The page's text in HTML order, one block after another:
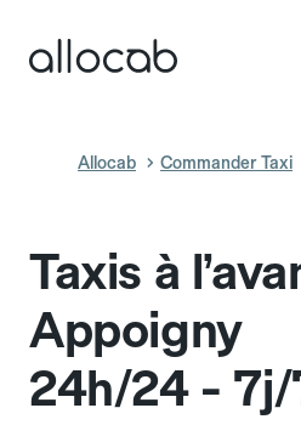
Allocab Commander Taxi
Taxis à
Appoigny
24h/24 -